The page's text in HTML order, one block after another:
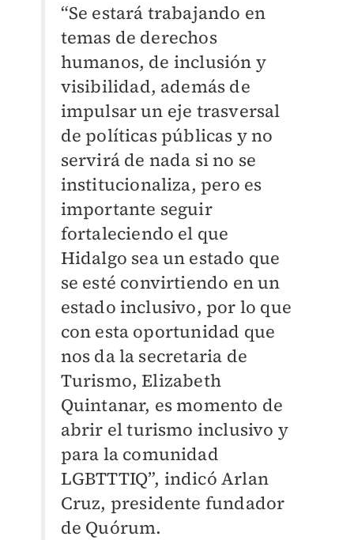
“Se estará trabajando en
temas de derechos
humanos, de inclusión y
visibilidad, además de
impulsar un eje trasversal
de políticas públicas y no
servirá de nada si no se
institucionaliza, pero es
importante seguir
fortaleciendo el que
Hidalgo sea un estado que
se esté convirtiendo en un
estado inclusivo, por lo que
con esta oportunidad que
nos da la secretaria de
Turismo, Elizabeth
Quintanar, es momento de
abrir el turismo inclusivo y
para la comunidad
LGBTTTIQ”, indicó Arlan
Cruz, presidente fundador
de Quórum.